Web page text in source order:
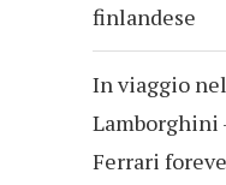
finlandese
In viaggio
Lamborghini
Ferrari